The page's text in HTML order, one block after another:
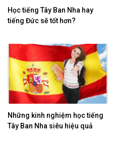
Học tiếng Tây Ban Nha hay
tiếng Đức sẽ tốt hơn?
Những kinh nghiệm học tiếng
Tây Ban Nha siêu hiệu quả